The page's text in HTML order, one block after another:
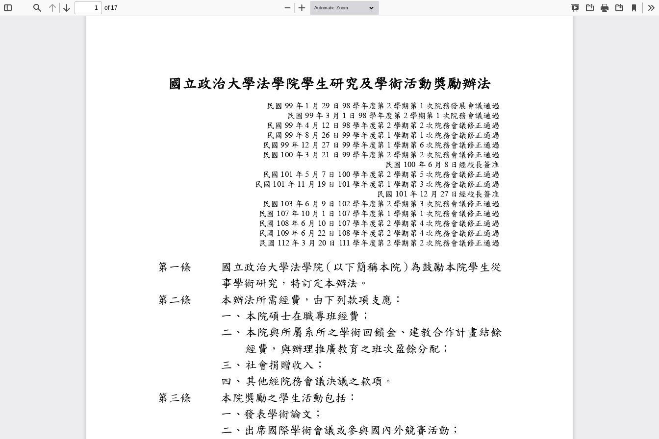
Find Previous
Next
of 17
Presentation
OpenPrint Download
Current
View
Zoom
Zoom
國立政治大學法學院學生研究
及學術活動獎勵辦法
民國
99年 1 月 29 日 98學年度第
2 學期第
1 次院務發展會議通過
民國
99年 3 月 1 日 98學年度第
2 學期第
1 次院務會議通過
民國
99年 4 月 12 日 98學年度第
2 學期第
2 次院務會議
修正通過
民國
99年 8 月 26 日 99學年度第
1 學期第
1 次院務會議
修正通過
民國
99年 12月 27 日 99學年度第
1 學期第
6 次院務會議
修正通過
民國100年 3 月 21 日 99學年度第
2 學期第
2 次院務會議
修正通過
民國100年 6 月 8 日經校長簽准
民國101年 5 月 7 日 100學年度第
2 學期第
5 次院務會議修正通過
民國101年 11 月 19日 101學年度第
1 學期第
3 次院務會議修正通過
民國101年 12月 27日經校長簽准
民國103年 6 月 9 日 102學年度第
2 學期第
3 次院務會議修正通過
民國107年 10月 1 日 10
7 學年度第
1 學期第
1 次院務會議修正通過
民國
10
8 年 6 月 10日 10
7 學年度第
2 學期第
4 次院務會議修正通過
民國
10
9 年 6 月 22日 10
8 學年度第
2 學期第
4 次院務會議修正通過
民國
112年 3 月 20 日 111學年度第
2 學期第
2 次院務會議修正通過
第一條 國立政治大學法學院（以下簡稱本院）為鼓勵本院學生從
事學術研究，特訂定本辦法。
第二條
本辦法所需經費，由下列款項支應：
一、本院碩士在職專班經費；
二、本院與所屬系所之學術回饋金、建教合作計畫結餘
經費，與辦理推廣教育之班次盈餘分配；
三、社會捐贈收入；
四、其他經院務會議決議之款項。
第三條
本院獎勵之學生活動包括：
一、發表學術論文；
二、出席國際學術會議或參與國
內外競賽活動；